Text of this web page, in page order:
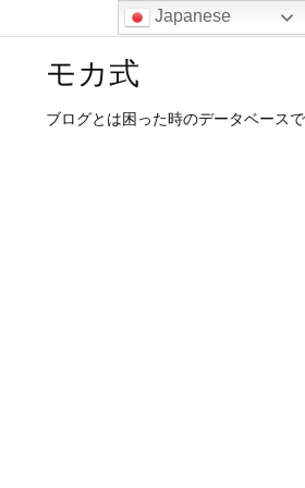
モカ式
ブログとは困った時のデータベース
Japanese